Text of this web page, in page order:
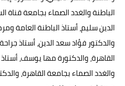
الباطنة والغدد الصماء بجامعة
الدين سليم، أستاذ الباطنة العامة
والدكتور فؤاد سعد الدين، أستاذ
القاهرة، والدكتورة مها يوسف،
والغدد الصماء بجامعة القاهرة،